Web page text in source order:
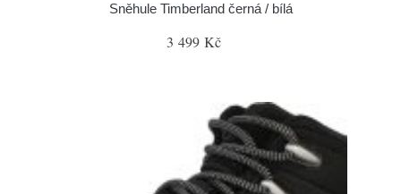
Sněhule Timberland černá / bílá
3 499 Kč